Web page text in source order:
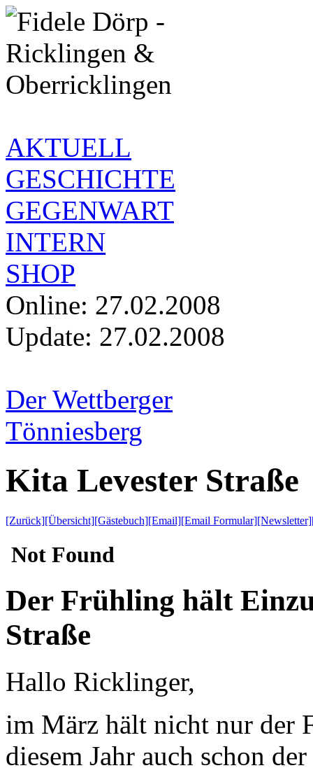
AKTUELL
GESCHICHTE
GEGENWART
INTERN
SHOP
Online: 27.02.2008
Update: 27.02.2008
Der Wettberger
Tönniesberg
Kita Levester Straße
[Zurück][Übersicht][Gästebuch][Email][Email Formular][Newsletter]
Der Frühling hält
Straße
Hallo Ricklinger,
im März hält nicht nur der
diesem Jahr auch schon